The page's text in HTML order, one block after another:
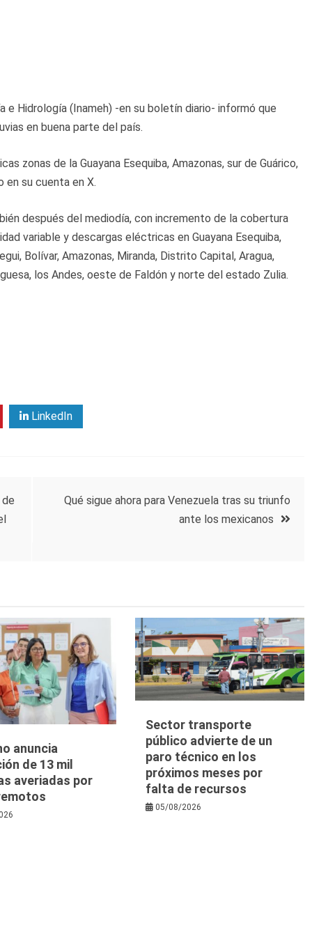
Hidrología (Inameh) -en su boletín diario- informó que
en buena parte del país.
zonas de la Guayana Esequiba, Amazonas, sur de Guárico,
en su cuenta en X.
después del mediodía, con incremento de la cobertura
variable y descargas eléctricas en Guayana Esequiba,
Bolívar, Amazonas, Miranda, Distrito Capital, Aragua,
los Andes, oeste de Faldón y norte del estado Zulia.
LinkedIn
Qué sigue ahora para Venezuela tras su triunfo
ante los mexicanos
anuncia
de 13 mil
averiadas por
Sector transporte
público advierte de un
paro técnico en los
próximos meses por
falta de recursos
05/08/2026